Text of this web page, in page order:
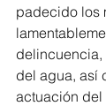
padecido los
del agua, así
actuación del